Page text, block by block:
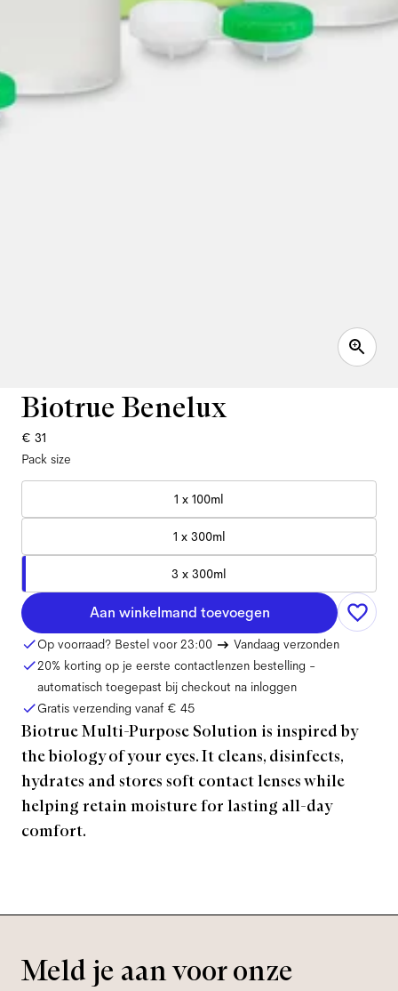
Biotrue Benelux
€ 31
Pack size
1 x 100ml
1 x 300ml
3 x 300ml
Aan winkelmand toevoegen
Op voorraad? Bestel voor 23:00
Vandaag verzonden
20% korting op je eerste contactlenzen bestelling -
automatisch toegepast bij checkout na inloggen
Gratis verzending vanaf € 45
Biotrue Multi-Purpose Solution is inspired by
the biology of your eyes. It cleans, disinfects,
hydrates and stores soft contact lenses while
helping retain moisture for lasting all-day
comfort.
Meld je aan voor onze